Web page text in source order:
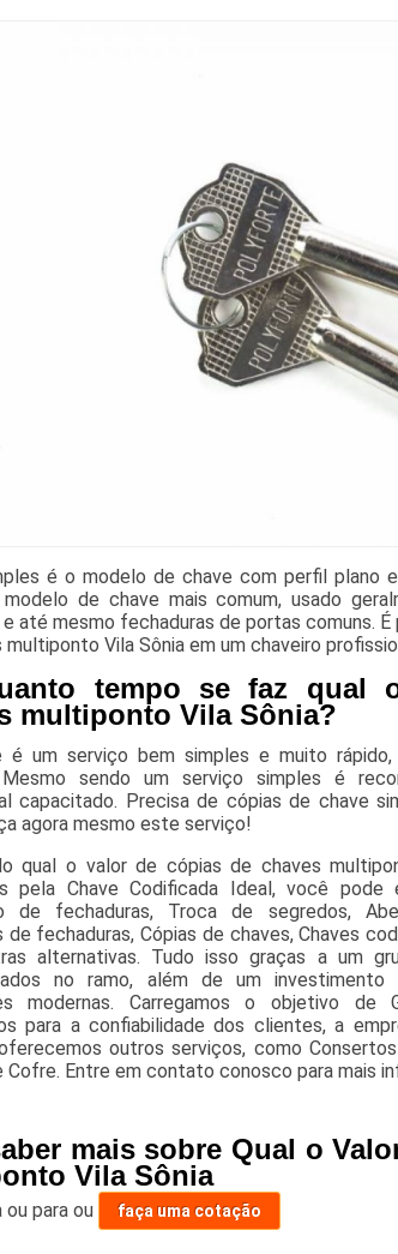
é o modelo de chave com perfil plano
de chave mais comum, usado
até mesmo fechaduras de portas comuns.
multiponto Vila Sônia em um chaveiro
tempo se faz qual
multiponto Vila Sônia?
é um serviço bem simples e muito
sendo um serviço simples é
capacitado. Precisa de cópias de chave
agora mesmo este serviço!
qual o valor de cópias de chaves
pela Chave Codificada Ideal, você pode
de fechaduras, Troca de segredos,
de fechaduras, Cópias de chaves, Chaves
alternativas. Tudo isso graças a um
no ramo, além de um investimento
modernas. Carregamos o objetivo de
para a confiabilidade dos clientes, a
outros serviços, como
Cofre. Entre em contato conosco para mais
mais sobre Qual o
Vila Sônia
ou para ou faça uma cotação